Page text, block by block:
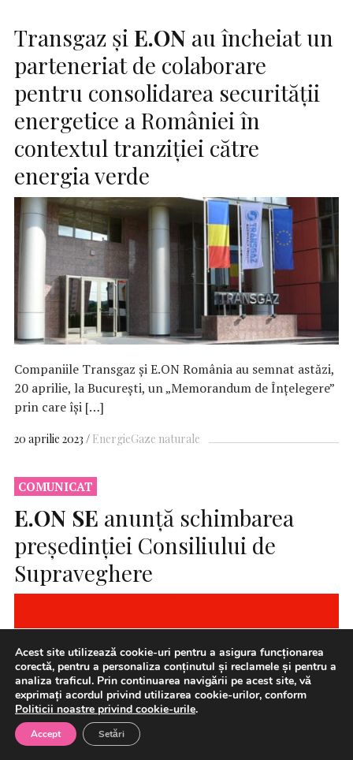
Transgaz și E.ON au încheiat un
parteneriat de colaborare
pentru consolidarea securității
energetice a României în
contextul tranziției către
energia verde
Companiile Transgaz și E.ON România au semnat astăzi,
20 aprilie, la București, un „Memorandum de Înțelegere”
prin care își […]
20 aprilie 2023 EnergieGaze naturale
COMUNICAT
E.ON SE anunță schimbarea
președinției Consiliului de
Supraveghere
Acest site utilizează cookie-uri pentru a asigura funcționarea
corectă, pentru a personaliza conținutul și reclamele și pentru a
analiza traficul. Prin continuarea navigării pe acest site, vă
exprimați acordul privind utilizarea cookie-urilor, conform
Politicii noastre privind cookie-urile.
Accept Setări